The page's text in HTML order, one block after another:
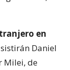
en
Daniel
Milei, de